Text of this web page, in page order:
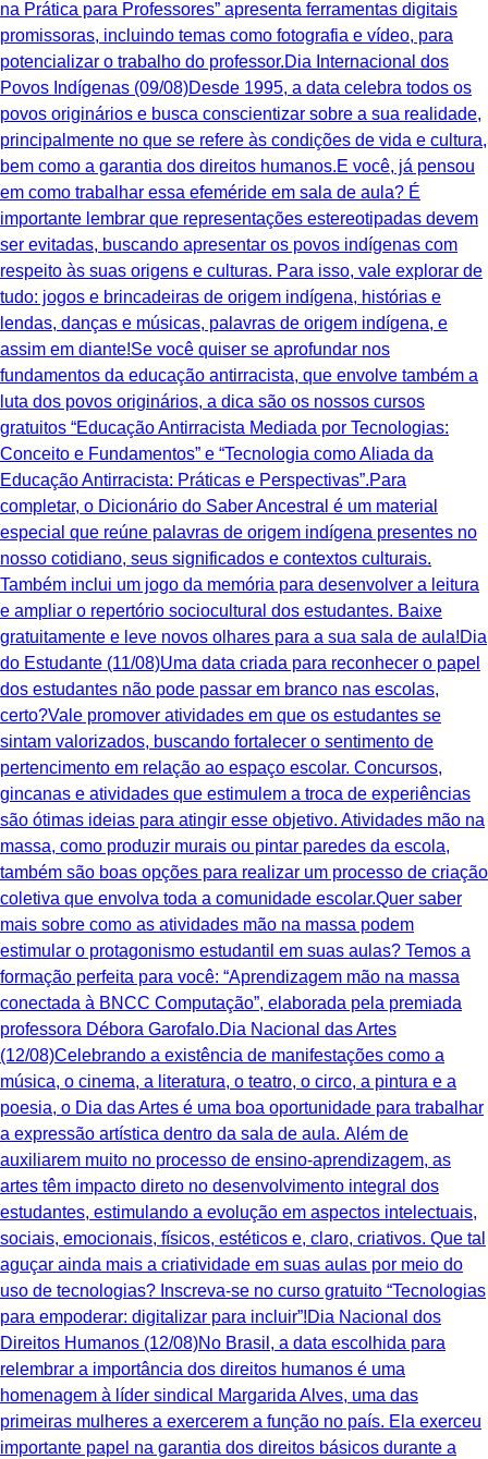
na Prática para Professores” apresenta ferramentas digitais
promissoras, incluindo temas como fotografia e vídeo, para
potencializar o trabalho do professor.Dia Internacional dos
Povos Indígenas (09/08)Desde 1995, a data celebra todos os
povos originários e busca conscientizar sobre a sua realidade,
principalmente no que se refere às condições de vida e cultura,
bem como a garantia dos direitos humanos.E você, já pensou
em como trabalhar essa efeméride em sala de aula? É
importante lembrar que representações estereotipadas devem
ser evitadas, buscando apresentar os povos indígenas com
respeito às suas origens e culturas. Para isso, vale explorar de
tudo: jogos e brincadeiras de origem indígena, histórias e
lendas, danças e músicas, palavras de origem indígena, e
assim em diante!Se você quiser se aprofundar nos
fundamentos da educação antirracista, que envolve também a
luta dos povos originários, a dica são os nossos cursos
gratuitos “Educação Antirracista Mediada por Tecnologias:
Conceito e Fundamentos” e “Tecnologia como Aliada da
Educação Antirracista: Práticas e Perspectivas”.Para
completar, o Dicionário do Saber Ancestral é um material
especial que reúne palavras de origem indígena presentes no
nosso cotidiano, seus significados e contextos culturais.
Também inclui um jogo da memória para desenvolver a leitura
e ampliar o repertório sociocultural dos estudantes. Baixe
gratuitamente e leve novos olhares para a sua sala de aula!Dia
do Estudante (11/08)Uma data criada para reconhecer o papel
dos estudantes não pode passar em branco nas escolas,
certo?Vale promover atividades em que os estudantes se
sintam valorizados, buscando fortalecer o sentimento de
pertencimento em relação ao espaço escolar. Concursos,
gincanas e atividades que estimulem a troca de experiências
são ótimas ideias para atingir esse objetivo. Atividades mão na
massa, como produzir murais ou pintar paredes da escola,
também são boas opções para realizar um processo de criação
coletiva que envolva toda a comunidade escolar.Quer saber
mais sobre como as atividades mão na massa podem
estimular o protagonismo estudantil em suas aulas? Temos a
formação perfeita para você: “Aprendizagem mão na massa
conectada à BNCC Computação”, elaborada pela premiada
professora Débora Garofalo.Dia Nacional das Artes
(12/08)Celebrando a existência de manifestações como a
música, o cinema, a literatura, o teatro, o circo, a pintura e a
poesia, o Dia das Artes é uma boa oportunidade para trabalhar
a expressão artística dentro da sala de aula. Além de
auxiliarem muito no processo de ensino-aprendizagem, as
artes têm impacto direto no desenvolvimento integral dos
estudantes, estimulando a evolução em aspectos intelectuais,
sociais, emocionais, físicos, estéticos e, claro, criativos. ‍Que tal
aguçar ainda mais a criatividade em suas aulas por meio do
uso de tecnologias? Inscreva-se no curso gratuito “Tecnologias
para empoderar: digitalizar para incluir”!Dia Nacional dos
Direitos Humanos (12/08)No Brasil, a data escolhida para
relembrar a importância dos direitos humanos é uma
homenagem à líder sindical Margarida Alves, uma das
primeiras mulheres a exercerem a função no país. Ela exerceu
importante papel na garantia dos direitos básicos durante a